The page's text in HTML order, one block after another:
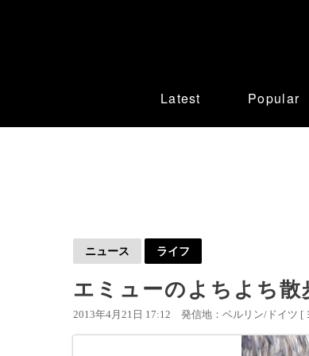
Latest Popular
ニュース ライフ
エミューのよちよち散
2013年4月21日 17:12 発信地：ベルリン/ドイツ [